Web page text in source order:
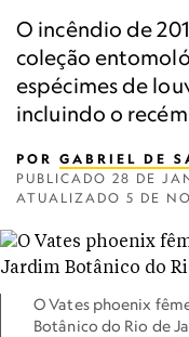
O incêndio de
coleção
espécimes de
incluindo o
POR GABRIEL DE
PUBLICADO 28 DE
ATUALIZADO 5 DE
O Vates phoenix
Botânico do Rio de